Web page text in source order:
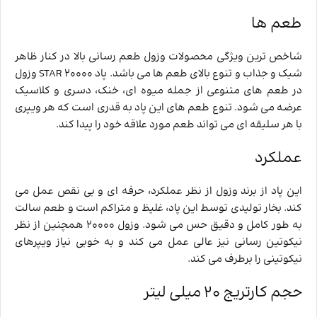
طعم ‌ها
شاخص ترین ویژگی محصولات وزول طعم رسانی بالا در کنار ظاهر
شیک و جذاب و تنوع بالای طعم ها می باشد. پاد STAR 20000 وزول
در طعم‌ های متنوعی از جمله میوه ‌ای، خنک، دسری و کلاسیک
عرضه می ‌شود. تنوع طعم‌ های این پاد به قدری است که هر ویپری
با هر سلیقه ‌ای می ‌تواند طعم مورد علاقه خود را پیدا کند.
عملکرد
این پاد از برند وزول از نظر عملکرد، حرفه ‌ای و بی‌ نقص عمل می
‌کند. بخار تولیدی توسط این پاد، غلیظ و متراکم است و طعم سالت
به طور کامل و دقیق حس می ‌شود. وزول 20000 همچنین از نظر
نیکوتین رسانی نیز عالی عمل می ‌کند و به خوبی نیاز ویپرهای
نیکوتینی را برطرف می‌ کند.
حجم کارتریج 20 میلی لیتر